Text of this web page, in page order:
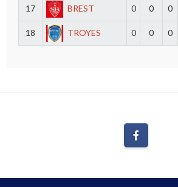
17 BREST 0 0 0
18 TROYES 0 0 0